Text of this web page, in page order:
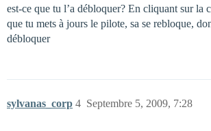
est-ce que tu l’a débloquer? En cliquant sur la
que tu mets à jours le pilote, sa se rebloque,
débloquer
sylvanas_corp Septembre 5, 2009, 7:28
4